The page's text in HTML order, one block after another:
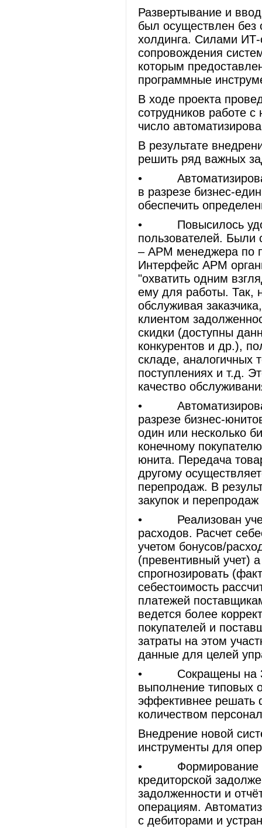
Развертывание и
был осуществлен без
холдинга. Силами ИТ-
сопровождения
которым
программные
В ходе проекта
сотрудников работе
число
В результате
решить ряд важных
• Автоматизирован
в разрезе бизнес-
обеспечить
• Повысилось
пользователей. Были
– АРМ менеджера по
Интерфейс АРМ
"охватить одним
ему для работы. Так,
обслуживая
клиентом
скидки (доступны
конкурентов и др.),
складе,
поступлениях и т.д.
качество
• Автоматизирован
разрезе бизнес-
один или несколько
конечному
юнита. Передача
другому
перепродаж. В
закупок и
• Реализован учет
расходов. Расчет
учетом бонусов/
(превентивный учет)
спрогнозировать
себестоимость
платежей
ведется более
покупателей и
затраты на этом
данные для целей
• Сокращены на 30-
выполнение типовых
эффективнее решать
количеством
Внедрение новой
инструменты для
• Формирование
кредиторской
задолженности и
операциям.
с дебиторами и